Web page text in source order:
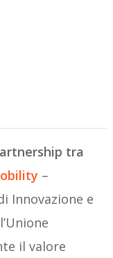
tra
–
Innovazione e
il valore